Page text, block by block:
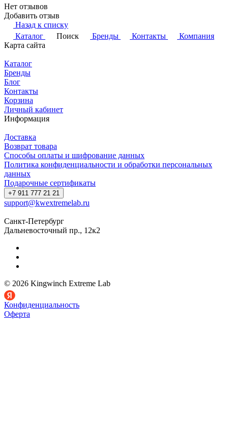
Нет отзывов
Добавить отзыв
Назад к списку
Каталог
Поиск Бренды Контакты
Компания
Карта сайта
Каталог
Бренды
Блог
Контакты
Корзина
Личный кабинет
Информация
Доставка
Возврат товара
Способы оплаты и шифрование данных
Политика конфиденциальности и обработки персональных
данных
Подарочные сертификаты
+7 911 777 21 21
support@kwextremelab.ru
Санкт-Петербург
Дальневосточный пр., 12к2
© 2026 Kingwinch Extreme Lab
Конфиденциальность
Оферта